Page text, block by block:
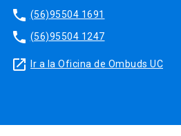
phone (56)95504 1691
phone (56)95504 1247
launch Ir a la Oficina de Ombuds UC